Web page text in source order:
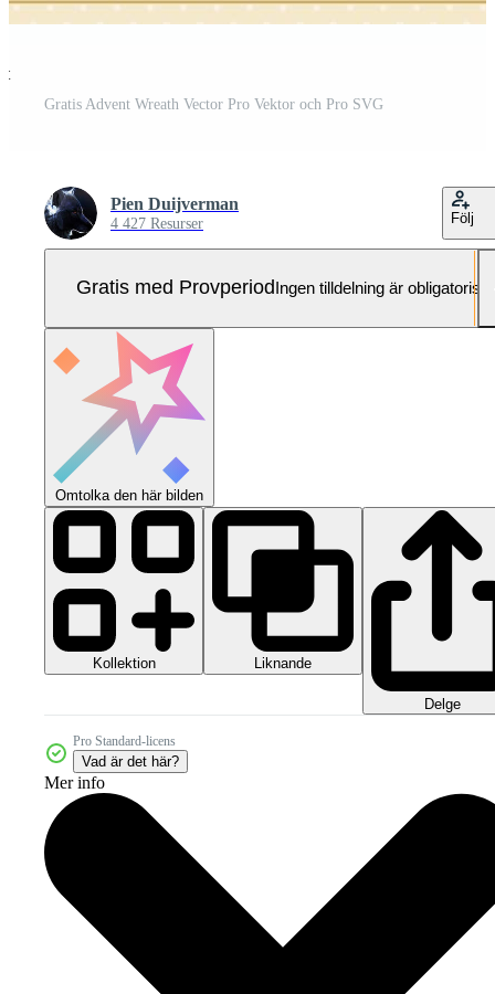
Gratis Advent Wreath Vector Pro Vektor och Pro SVG
Pien Duijverman
4 427 Resurser Följ
Gratis med ProvperiodIngen tilldelning är obligatorisk
Omtolka den här bilden
Kollektion Liknande
Delge
Pro Standard-licens
Vad är det här?
Mer info